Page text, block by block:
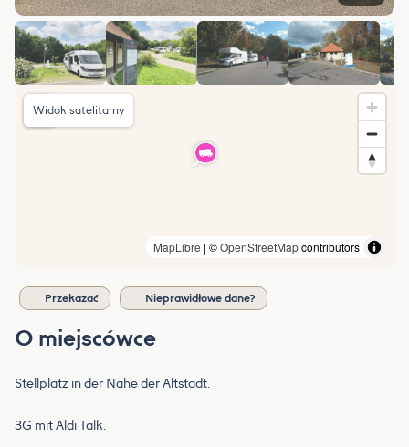
MapLibre | ©OpenStreetMapcontributors
Widok satelitarny
Przekazać Nieprawidłowe dane?
O miejscówce
Stellplatz in der Nähe der Altstadt.
3G mit Aldi Talk.